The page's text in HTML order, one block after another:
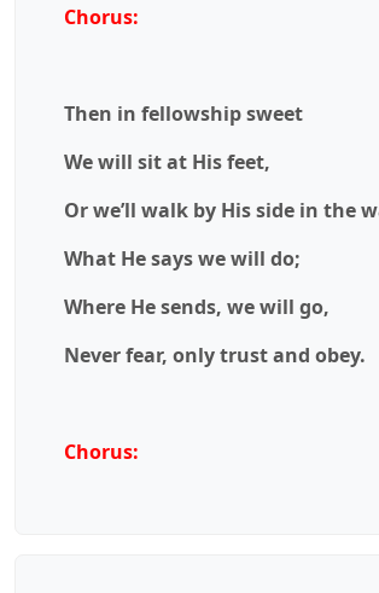
Chorus:
Then in fellowship sweet
We will sit at His feet,
Or we’ll walk by His side in the
What He says we will do;
Where He sends, we will go,
Never fear, only trust and obey.
Chorus: